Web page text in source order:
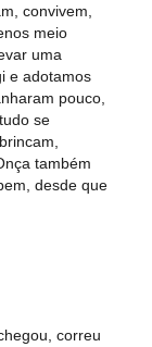
convivem,
meio
uma
e adotamos
pouco,
se
também
desde que
correu